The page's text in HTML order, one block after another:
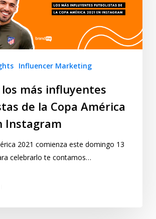
Influencer Marketing
los más influyentes
de la Copa América
Instagram
2021 comienza este domingo 13
celebrarlo te contamos…